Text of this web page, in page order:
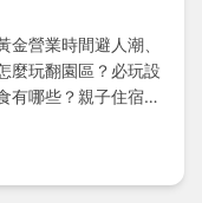
營業時間避人潮、
麼玩翻園區？必玩設
有哪些？親子住宿推